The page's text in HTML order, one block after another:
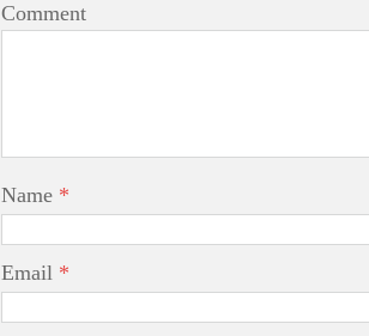
Comment
Name *
Email *